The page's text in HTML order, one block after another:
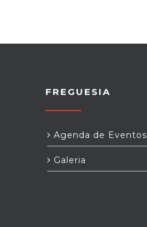
FREGUESIA
Agenda de Eventos
Galeria